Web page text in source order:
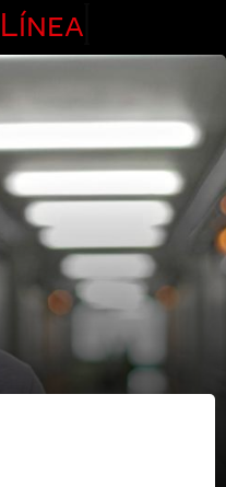
Línea